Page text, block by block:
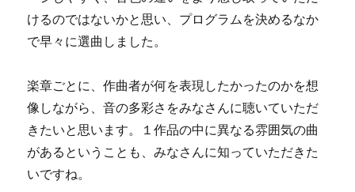
けるのではないかと思い、プログラムを決めるなか
で早々に選曲しました。
楽章ごとに、作曲者が何を表現したかったのかを想
像しながら、音の多彩さをみなさんに聴いていただ
きたいと思います。１作品の中に異なる雰囲気の曲
があるということも、みなさんに知っていただきた
いですね。